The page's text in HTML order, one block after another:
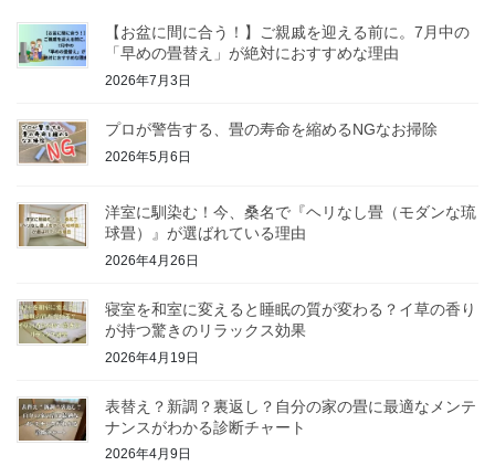
【お盆に間に合う！】ご親戚を迎える前に。7月中の
「早めの畳替え」が絶対におすすめな理由
2026年7月3日
プロが警告する、畳の寿命を縮めるNGなお掃除
2026年5月6日
洋室に馴染む！今、桑名で『ヘリなし畳（モダンな琉
球畳）』が選ばれている理由
2026年4月26日
寝室を和室に変えると睡眠の質が変わる？イ草の香り
が持つ驚きのリラックス効果
2026年4月19日
表替え？新調？裏返し？自分の家の畳に最適なメンテ
ナンスがわかる診断チャート
2026年4月9日